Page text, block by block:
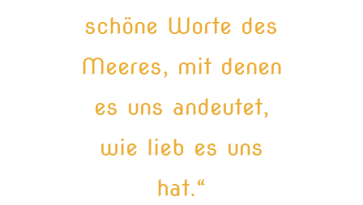
schöne Worte des
Meeres, mit denen
es uns andeutet,
wie lieb es uns
hat.“